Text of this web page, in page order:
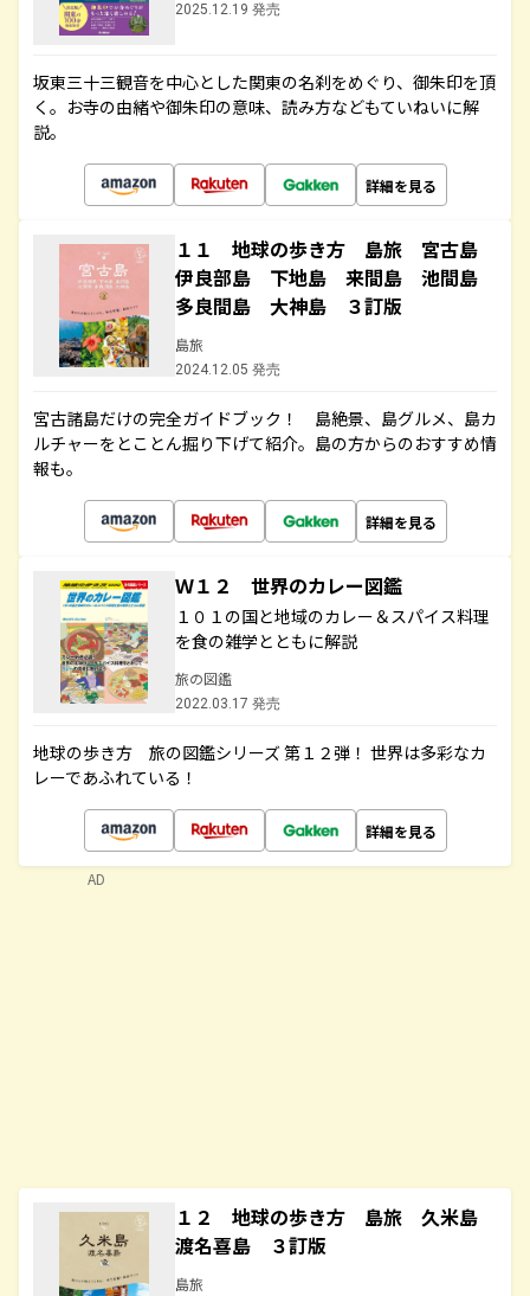
2025.12.19 発売
坂東三十三観音を中心とした関東の名刹をめぐり、御朱印を頂
く。お寺の由緒や御朱印の意味、読み方などもていねいに解
説。
詳細を見る
１１ 地球の歩き方 島旅 宮古島
伊良部島 下地島 来間島 池間島
多良間島 大神島 ３訂版
島旅
2024.12.05 発売
宮古諸島だけの完全ガイドブック！ 島絶景、島グルメ、島カ
ルチャーをとことん掘り下げて紹介。島の方からのおすすめ情
報も。
詳細を見る
Ｗ１２ 世界のカレー図鑑
１０１の国と地域のカレー＆スパイス料理
を食の雑学とともに解説
旅の図鑑
2022.03.17 発売
地球の歩き方 旅の図鑑シリーズ 第１２弾！ 世界は多彩なカ
レーであふれている！
詳細を見る
１２ 地球の歩き方 島旅 久米島
渡名喜島 ３訂版
島旅
AD